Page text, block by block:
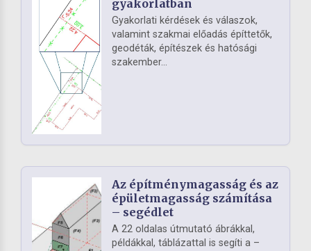
gyakorlatban
Gyakorlati kérdések és válaszok,
valamint szakmai előadás építtetők,
geodéták, építészek és hatósági
szakember...
Az építménymagasság és az
épületmagasság számítása
– segédlet
A 22 oldalas útmutató ábrákkal,
példákkal, táblázattal is segíti a –